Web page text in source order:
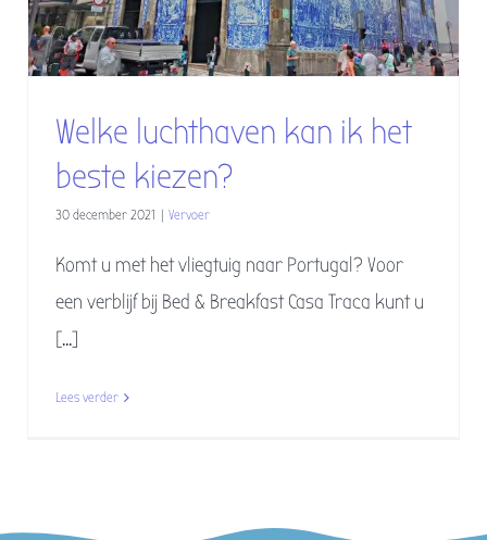
Welke luchthaven kan ik het
beste kiezen?
30 december 2021 | Vervoer
Komt u met het vliegtuig naar Portugal? Voor
een verblijf bij Bed & Breakfast Casa Traca kunt u
[...]
Lees verder